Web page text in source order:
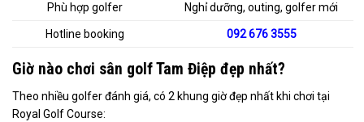
Phù hợp golfer Nghỉ dưỡng, outing, golfer mới
Hotline booking 092 676 3555
Giờ nào chơi sân golf Tam Điệp đẹp nhất?
Theo nhiều golfer đánh giá, có 2 khung giờ đẹp nhất khi chơi tại
Royal Golf Course: